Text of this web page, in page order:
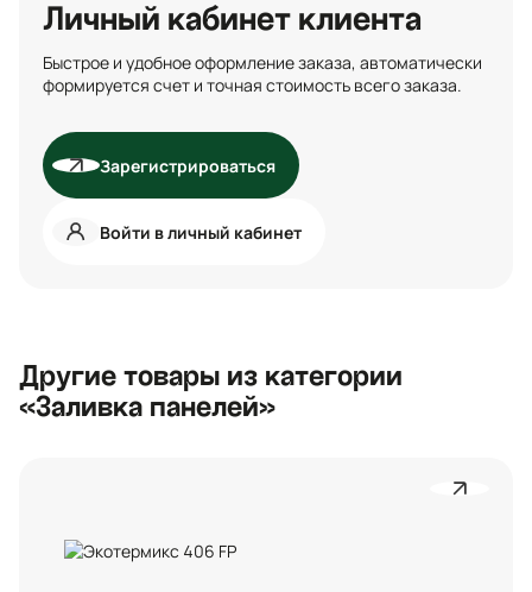
Личный кабинет клиента
Быстрое и удобное оформление заказа, автоматически
формируется счет и точная стоимость всего заказа.
Зарегистрироваться
Войти в личный кабинет
Другие товары из категории
«Заливка панелей»